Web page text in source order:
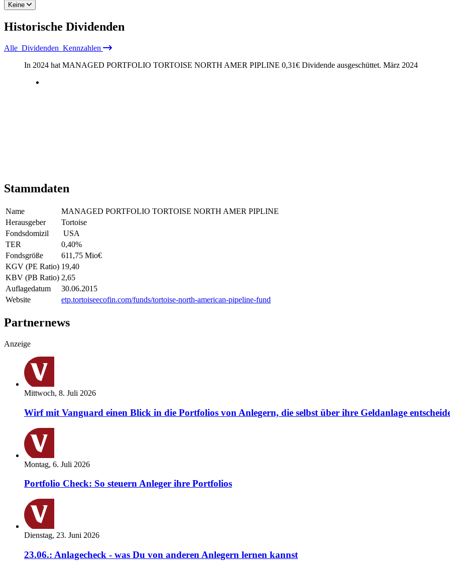
Keine
Historische Dividenden
Alle Dividenden Kennzahlen
In 2024 hat MANAGED PORTFOLIO TORTOISE NORTH AMER PIPLINE 0,31€ Dividende ausgeschüttet. März 2024
Stammdaten
Name
MANAGED PORTFOLIO TORTOISE NORTH AMER PIPLINE
Herausgeber
Tortoise
Fondsdomizil
USA
TER
0,40%
Fondsgröße
611,75 Mio€
KGV (PE Ratio) 19,40
KBV (PB Ratio) 2,65
Auflagedatum
30.06.2015
Website
etp.tortoiseecofin.com/funds/tortoise-north-american-pipeline-fund
Partnernews
Anzeige
Mittwoch, 8. Juli 2026
Wirf mit Vanguard einen Blick in die Portfolios von Anlegern, die selbst über ihre Geldanlage
Montag, 6. Juli 2026
Portfolio Check: So steuern Anleger ihre Portfolios
Dienstag, 23. Juni 2026
23.06.: Anlagecheck - was Du von anderen Anlegern lernen kannst